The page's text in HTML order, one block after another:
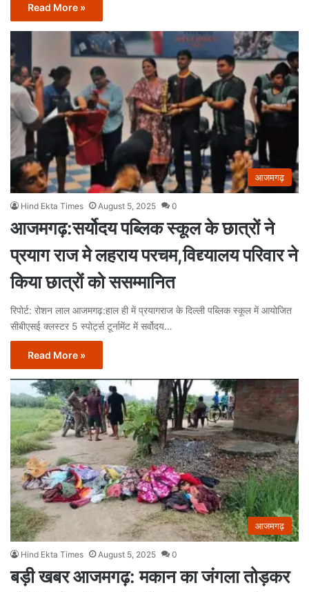
Read More »
आजमगढ़
Hind Ekta Times August 5, 2025 0
आजमगढ़:सर्योदय पब्लिक स्कूल के छात्रों ने
प्रयाग राज मे लहराय परचम,विद्द्यालय परिवार ने
किया छात्रों को ससम्मानित
रिपोर्ट: रोशन लाल आजमगढ़:हाल ही में प्रयागराज के दिल्ली पब्लिक स्कूल में आयोजित
सीबीएसई क्लस्टर 5 स्पोर्ट्स टूर्नामेंट में सर्वोदय…
Read More »
आजमगढ़
Hind Ekta Times August 5, 2025 0
बड़ी खबर आजमगढ़: मकान का जंगला तोड़कर